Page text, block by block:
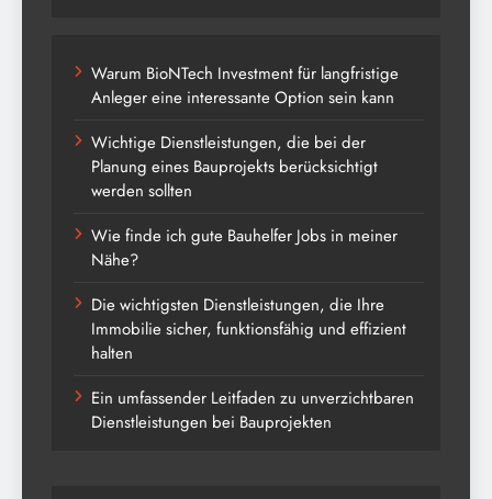
Warum BioNTech Investment für langfristige
Anleger eine interessante Option sein kann
Wichtige Dienstleistungen, die bei der
Planung eines Bauprojekts berücksichtigt
werden sollten
Wie finde ich gute Bauhelfer Jobs in meiner
Nähe?
Die wichtigsten Dienstleistungen, die Ihre
Immobilie sicher, funktionsfähig und effizient
halten
Ein umfassender Leitfaden zu unverzichtbaren
Dienstleistungen bei Bauprojekten